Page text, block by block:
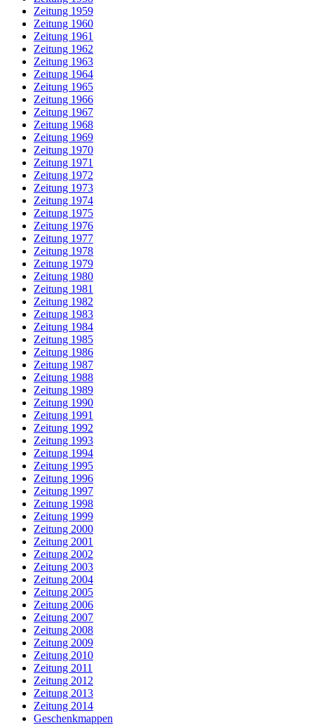
Zeitung 1959
Zeitung 1960
Zeitung 1961
Zeitung 1962
Zeitung 1963
Zeitung 1964
Zeitung 1965
Zeitung 1966
Zeitung 1967
Zeitung 1968
Zeitung 1969
Zeitung 1970
Zeitung 1971
Zeitung 1972
Zeitung 1973
Zeitung 1974
Zeitung 1975
Zeitung 1976
Zeitung 1977
Zeitung 1978
Zeitung 1979
Zeitung 1980
Zeitung 1981
Zeitung 1982
Zeitung 1983
Zeitung 1984
Zeitung 1985
Zeitung 1986
Zeitung 1987
Zeitung 1988
Zeitung 1989
Zeitung 1990
Zeitung 1991
Zeitung 1992
Zeitung 1993
Zeitung 1994
Zeitung 1995
Zeitung 1996
Zeitung 1997
Zeitung 1998
Zeitung 1999
Zeitung 2000
Zeitung 2001
Zeitung 2002
Zeitung 2003
Zeitung 2004
Zeitung 2005
Zeitung 2006
Zeitung 2007
Zeitung 2008
Zeitung 2009
Zeitung 2010
Zeitung 2011
Zeitung 2012
Zeitung 2013
Zeitung 2014
Geschenkmappen